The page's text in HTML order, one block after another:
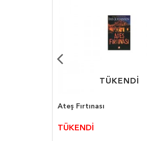
TÜKENDİ
TÜKENDİ
Ateş Fırtınası
TÜKENDİ